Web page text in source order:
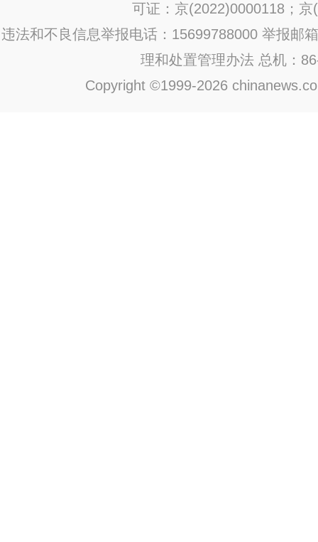
可证：京(2022)0000118；京
违法和不良信息举报电话：15699788000 举报邮
理和处置管理办法 总机：
Copyright ©1999-2026